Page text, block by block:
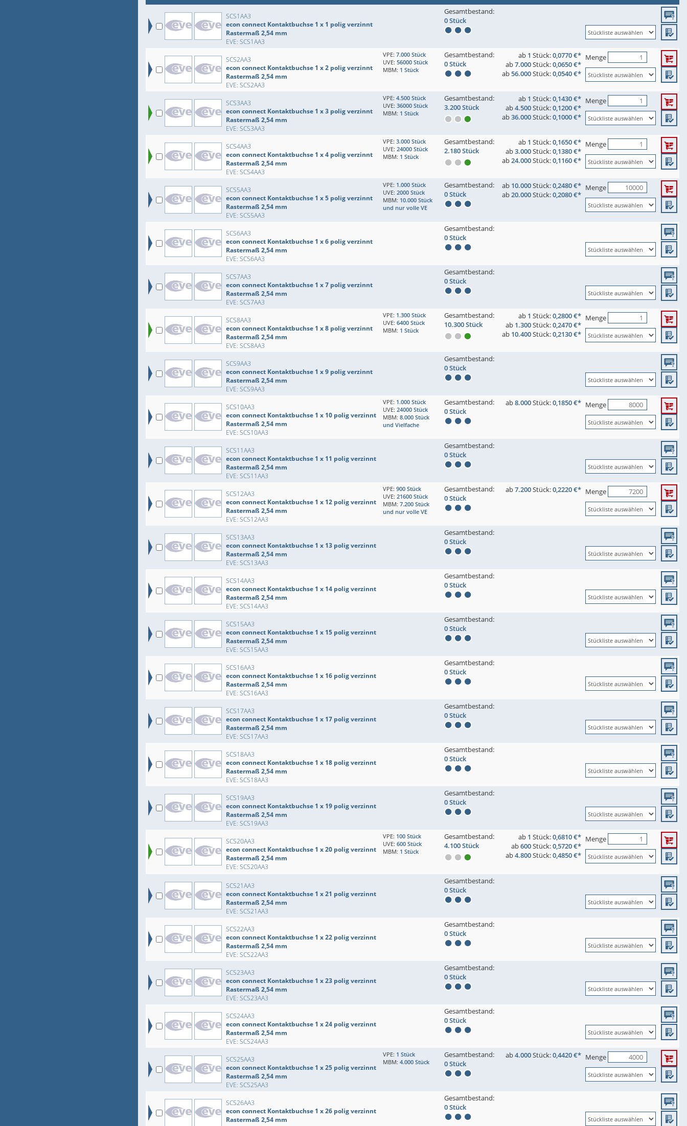
SCS1AA3
econ connect Kontaktbuchse 1 x 1 polig verzinnt
Rastermaß 2,54 mm
EVE: SCS1AA3
Gesamtbestand:
0 Stück
SCS2AA3
econ connect Kontaktbuchse 1 x 2 polig verzinnt
Rastermaß 2,54 mm
EVE: SCS2AA3
VPE: 7.000 Stück
UVE: 56000 Stück
MBM: 1 Stück
Gesamtbestand:
0 Stück
ab 1 Stück:0,0770 €*
ab7.000Stück:0,0650 €*
ab56.000Stück:0,0540 €*
Menge
SCS3AA3
econ connect Kontaktbuchse 1 x 3 polig verzinnt
Rastermaß 2,54 mm
EVE: SCS3AA3
VPE: 4.500 Stück
UVE: 36000 Stück
MBM: 1 Stück
Gesamtbestand:
3.200 Stück
ab 1 Stück:0,1430 €*
ab4.500Stück:0,1200 €*
ab36.000Stück:0,1000 €*
Menge
SCS4AA3
econ connect Kontaktbuchse 1 x 4 polig verzinnt
Rastermaß 2,54 mm
EVE: SCS4AA3
VPE: 3.000 Stück
UVE: 24000 Stück
MBM: 1 Stück
Gesamtbestand:
2.180 Stück
ab 1 Stück:0,1650 €*
ab3.000Stück:0,1380 €*
ab24.000Stück:0,1160 €*
Menge
SCS5AA3
econ connect Kontaktbuchse 1 x 5 polig verzinnt
Rastermaß 2,54 mm
EVE: SCS5AA3
VPE: 1.000 Stück
UVE: 2000 Stück
MBM: 10.000 Stück
und nur volle VE
Gesamtbestand:
0 Stück
ab 10.000Stück:0,2480 €*
ab20.000Stück:0,2080 €*
Menge
SCS6AA3
econ connect Kontaktbuchse 1 x 6 polig verzinnt
Rastermaß 2,54 mm
EVE: SCS6AA3
Gesamtbestand:
0 Stück
SCS7AA3
econ connect Kontaktbuchse 1 x 7 polig verzinnt
Rastermaß 2,54 mm
EVE: SCS7AA3
Gesamtbestand:
0 Stück
SCS8AA3
econ connect Kontaktbuchse 1 x 8 polig verzinnt
Rastermaß 2,54 mm
EVE: SCS8AA3
VPE: 1.300 Stück
UVE: 6400 Stück
MBM: 1 Stück
Gesamtbestand:
10.300 Stück
ab 1 Stück:0,2800 €*
ab 1.300Stück:0,2470 €*
ab 10.400Stück:0,2130 €*
Menge
SCS9AA3
econ connect Kontaktbuchse 1 x 9 polig verzinnt
Rastermaß 2,54 mm
EVE: SCS9AA3
Gesamtbestand:
0 Stück
SCS10AA3
econ connect Kontaktbuchse 1 x 10 polig verzinnt
Rastermaß 2,54 mm
EVE: SCS10AA3
VPE: 1.000 Stück
UVE: 24000 Stück
MBM: 8.000 Stück
und Vielfache
Gesamtbestand:
0 Stück
ab8.000Stück:0,1850 €* Menge
SCS11AA3
econ connect Kontaktbuchse 1 x 11 polig verzinnt
Rastermaß 2,54 mm
EVE: SCS11AA3
Gesamtbestand:
0 Stück
SCS12AA3
econ connect Kontaktbuchse 1 x 12 polig verzinnt
Rastermaß 2,54 mm
EVE: SCS12AA3
VPE: 900 Stück
UVE: 21600 Stück
MBM: 7.200 Stück
und nur volle VE
Gesamtbestand:
0 Stück
ab7.200Stück:0,2220 €* Menge
SCS13AA3
econ connect Kontaktbuchse 1 x 13 polig verzinnt
Rastermaß 2,54 mm
EVE: SCS13AA3
Gesamtbestand:
0 Stück
SCS14AA3
econ connect Kontaktbuchse 1 x 14 polig verzinnt
Rastermaß 2,54 mm
EVE: SCS14AA3
Gesamtbestand:
0 Stück
SCS15AA3
econ connect Kontaktbuchse 1 x 15 polig verzinnt
Rastermaß 2,54 mm
EVE: SCS15AA3
Gesamtbestand:
0 Stück
SCS16AA3
econ connect Kontaktbuchse 1 x 16 polig verzinnt
Rastermaß 2,54 mm
EVE: SCS16AA3
Gesamtbestand:
0 Stück
SCS17AA3
econ connect Kontaktbuchse 1 x 17 polig verzinnt
Rastermaß 2,54 mm
EVE: SCS17AA3
Gesamtbestand:
0 Stück
SCS18AA3
econ connect Kontaktbuchse 1 x 18 polig verzinnt
Rastermaß 2,54 mm
EVE: SCS18AA3
Gesamtbestand:
0 Stück
SCS19AA3
econ connect Kontaktbuchse 1 x 19 polig verzinnt
Rastermaß 2,54 mm
EVE: SCS19AA3
Gesamtbestand:
0 Stück
SCS20AA3
econ connect Kontaktbuchse 1 x 20 polig verzinnt
Rastermaß 2,54 mm
EVE: SCS20AA3
VPE: 100 Stück
UVE: 600 Stück
MBM: 1 Stück
Gesamtbestand:
4.100 Stück
ab 1 Stück:0,6810 €*
ab600Stück:0,5720 €*
ab4.800Stück:0,4850 €*
Menge
SCS21AA3
econ connect Kontaktbuchse 1 x 21 polig verzinnt
Rastermaß 2,54 mm
EVE: SCS21AA3
Gesamtbestand:
0 Stück
SCS22AA3
econ connect Kontaktbuchse 1 x 22 polig verzinnt
Rastermaß 2,54 mm
EVE: SCS22AA3
Gesamtbestand:
0 Stück
SCS23AA3
econ connect Kontaktbuchse 1 x 23 polig verzinnt
Rastermaß 2,54 mm
EVE: SCS23AA3
Gesamtbestand:
0 Stück
SCS24AA3
econ connect Kontaktbuchse 1 x 24 polig verzinnt
Rastermaß 2,54 mm
EVE: SCS24AA3
Gesamtbestand:
0 Stück
SCS25AA3
econ connect Kontaktbuchse 1 x 25 polig verzinnt
Rastermaß 2,54 mm
EVE: SCS25AA3
VPE: 1 Stück
MBM: 4.000 Stück
Gesamtbestand:
0 Stück
ab4.000Stück:0,4420 €* Menge
SCS26AA3
econ connect Kontaktbuchse 1 x 26 polig verzinnt
Rastermaß 2,54 mm
Gesamtbestand:
0 Stück